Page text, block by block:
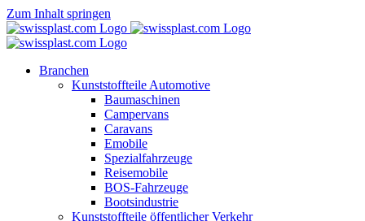
Zum Inhalt springen
Branchen
Kunststoffteile Automotive
Baumaschinen
Campervans
Caravans
Emobile
Spezialfahrzeuge
Reisemobile
BOS-Fahrzeuge
Bootsindustrie
Kunststoffteile öffentlicher Verkehr